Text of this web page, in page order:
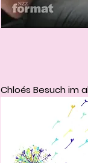
Chloés Besuch im